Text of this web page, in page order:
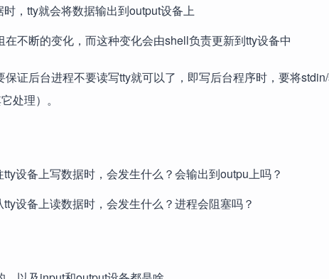
，tty就会将数据输出到output设备上
不断的变化，而这种变化会由shell负责更新到tty设备中
证后台进程不要读写tty就可以了，即写后台程序时，要将
处理）。
设备上写数据时，会发生什么？会输出到outpu上吗？
设备上读数据时，会发生什么？进程会阻塞吗？